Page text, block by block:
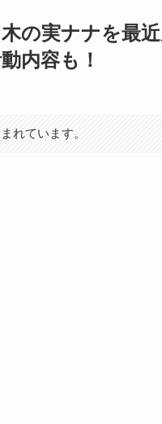
木の実ナナを最
内容も！
れています。